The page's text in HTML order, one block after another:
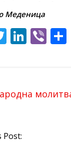
Меденица
T
w
Li
n
dI
Vi
b
Post: